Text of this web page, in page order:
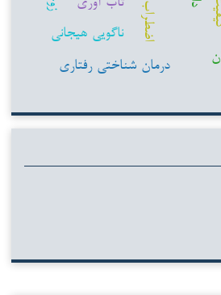
اضطراب
درمان شناختی رفتاری
ناگویی هیجانی